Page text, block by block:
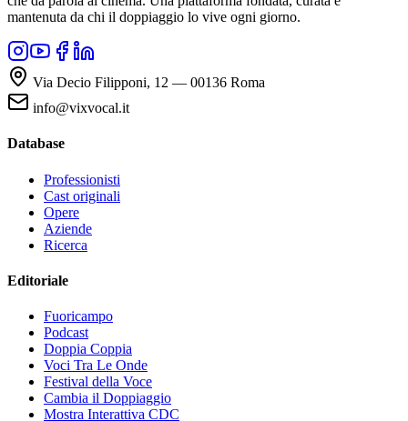
mantenuta da chi il doppiaggio lo vive ogni giorno.
Via Decio Filipponi, 12 — 00136 Roma
info@vixvocal.it
Database
Professionisti
Cast originali
Opere
Aziende
Ricerca
Editoriale
Fuoricampo
Podcast
Doppia Coppia
Voci Tra Le Onde
Festival della Voce
Cambia il Doppiaggio
Mostra Interattiva CDC